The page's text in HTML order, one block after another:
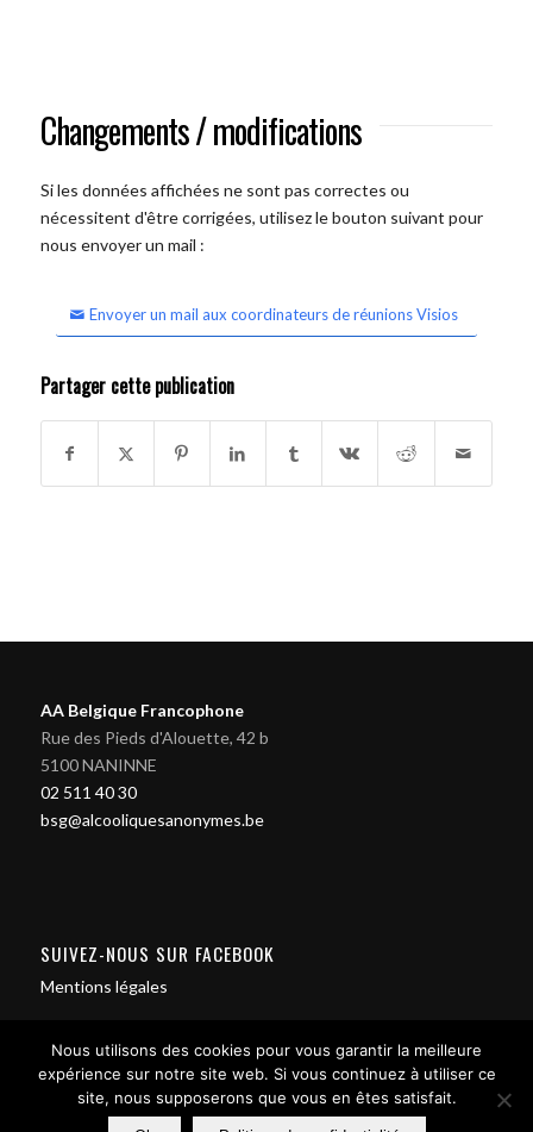
Changements / modifications
Si les données affichées ne sont pas correctes ou
nécessitent d'être corrigées, utilisez le bouton suivant pour
nous envoyer un mail :
Envoyer un mail aux coordinateurs de réunions Visios
Partager cette publication
AA Belgique Francophone
Rue des Pieds d'Alouette, 42 b
5100 NANINNE
02 511 40 30
bsg@alcooliquesanonymes.be
SUIVEZ-NOUS SUR FACEBOOK
Mentions légales
Nous utilisons des cookies pour vous garantir la meilleure
expérience sur notre site web. Si vous continuez à utiliser ce
site, nous supposerons que vous en êtes satisfait.
Contact us